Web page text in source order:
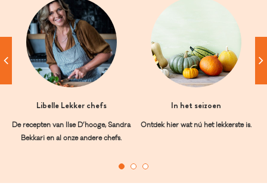
Libelle Lekker chefs
De recepten van Ilse D’hooge, Sandra
Bekkari en al onze andere chefs.
In het seizoen
Ontdek hier wat nú het lekkerste is.